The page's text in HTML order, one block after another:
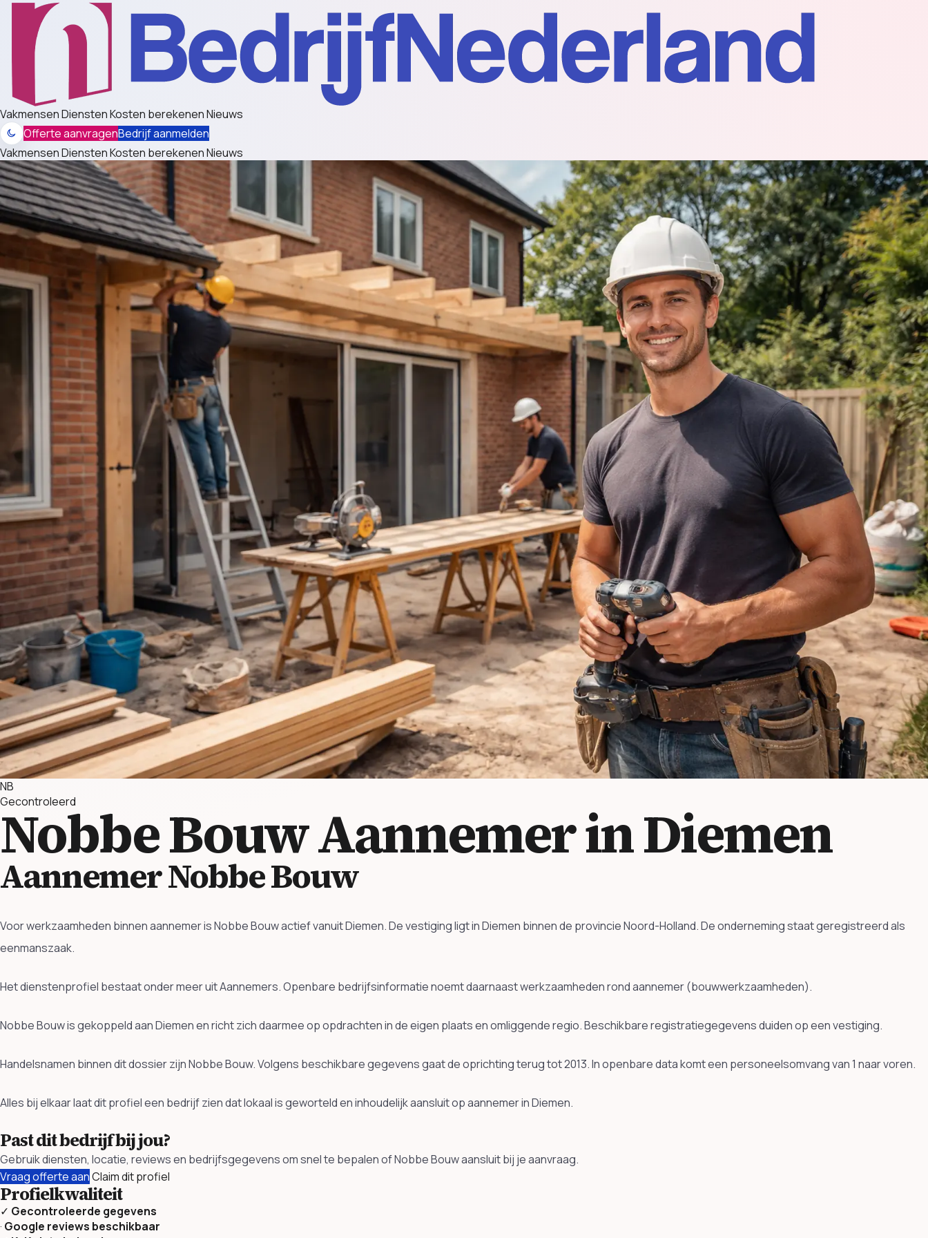
VakmensenDienstenKosten berekenenNieuws
Offerte aanvragenBedrijf aanmelden
VakmensenDienstenKosten berekenenNieuws
NB
Gecontroleerd
Nobbe BouwAannemer in Diemen
Aannemer Nobbe Bouw
Voor werkzaamheden binnen aannemer is Nobbe Bouw actief vanuit Diemen. De vestiging ligt in Diemen binnen de provincie Noord-Holland. De onderneming staat geregistreerd als
eenmanszaak.
Het dienstenprofiel bestaat onder meer uit Aannemers. Openbare bedrijfsinformatie noemt daarnaast werkzaamheden rond aannemer (bouwwerkzaamheden).
Nobbe Bouw is gekoppeld aan Diemen en richt zich daarmee op opdrachten in de eigen plaats en omliggende regio. Beschikbare registratiegegevens duiden op een vestiging.
Handelsnamen binnen dit dossier zijn Nobbe Bouw. Volgens beschikbare gegevens gaat de oprichting terug tot 2013. In openbare data komt een personeelsomvang van 1 naar voren.
Alles bij elkaar laat dit profiel een bedrijf zien dat lokaal is geworteld en inhoudelijk aansluit op aannemer in Diemen.
Past dit bedrijf bij jou?
Gebruik diensten, locatie, reviews en bedrijfsgegevens om snel te bepalen of Nobbe Bouw aansluit bij je aanvraag.
Vraag offerte aanClaim dit profiel
Profielkwaliteit
✓ Gecontroleerde gegevens
· Google reviews beschikbaar